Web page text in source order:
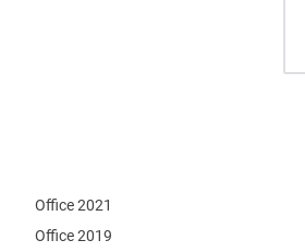
Office 2021
Office 2019